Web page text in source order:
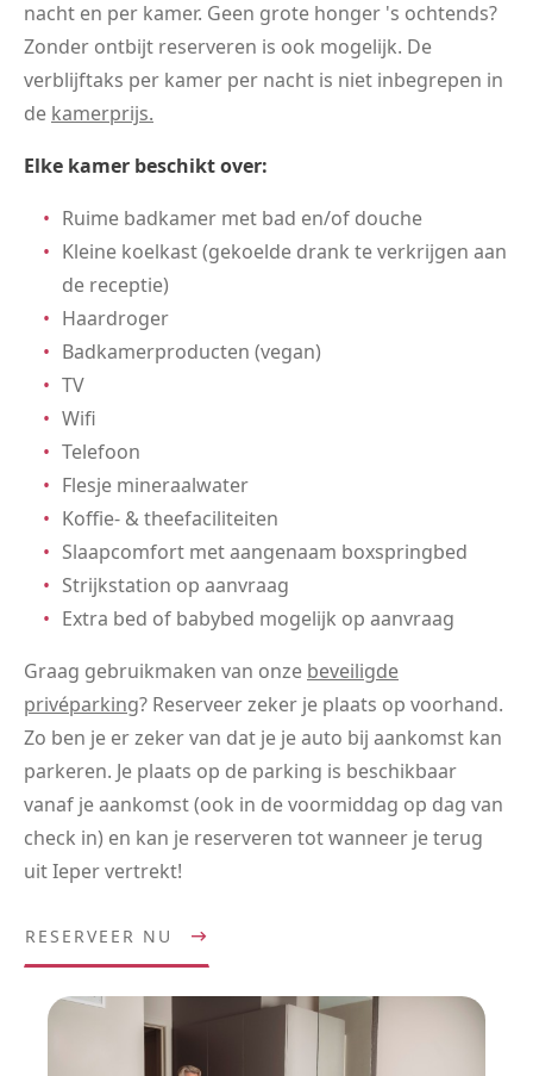
nacht en per kamer. Geen grote honger 's ochtends?
Zonder ontbijt reserveren is ook mogelijk. De
verblijftaks per kamer per nacht is niet inbegrepen in
de kamerprijs.
Elke kamer beschikt over:
Ruime badkamer met bad en/of douche
Kleine koelkast (gekoelde drank te verkrijgen aan
de receptie)
Haardroger
Badkamerproducten (vegan)
TV
Wifi
Telefoon
Flesje mineraalwater
Koffie- & theefaciliteiten
Slaapcomfort met aangenaam boxspringbed
Strijkstation op aanvraag
Extra bed of babybed mogelijk op aanvraag
Graag gebruikmaken van onze beveiligde
privéparking? Reserveer zeker je plaats op voorhand.
Zo ben je er zeker van dat je je auto bij aankomst kan
parkeren. Je plaats op de parking is beschikbaar
vanaf je aankomst (ook in de voormiddag op dag van
check in) en kan je reserveren tot wanneer je terug
uit Ieper vertrekt!
RESERVEER NU